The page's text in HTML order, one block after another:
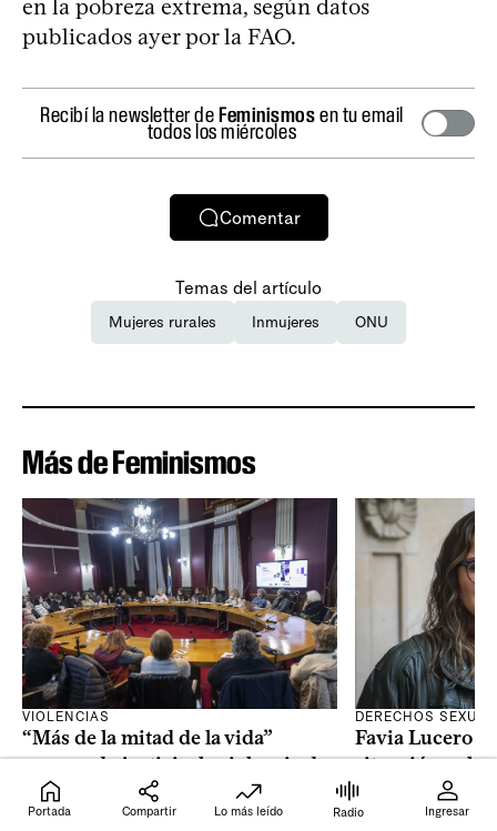
en la pobreza extrema, según datos
publicados ayer por la FAO.
Recibí la newsletter deFeminismosen tu email
todos los miércoles
Comentar
Temas del artículo
Mujeres rurales Inmujeres ONU
Más de Feminismos
VIOLENCIAS
“Más de la mitad de la vida”
esperando justicia: la violencia de
género en dictadura y la ausencia
de reparación
DERECHOS
Favia Lucero
situación
Unidos
para dar
Portada Compartir Lo más leído Radio Ingresar